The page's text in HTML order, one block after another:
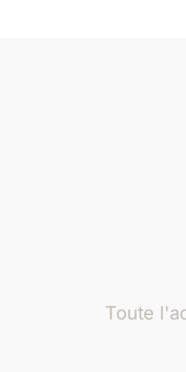
Toute